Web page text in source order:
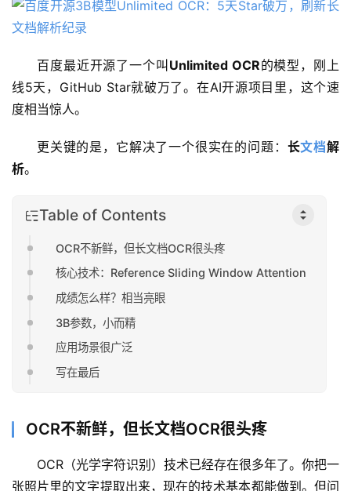
百度最近开源了一个叫 Unlimited OCR的模型，刚上
线5天，GitHub Star就破万了。在AI开源项目里，这个速
度相当惊人。
更关键的是，它解决了一个很实在的问题： 长文档解
析。
Table of Contents
OCR不新鲜，但长文档OCR很头疼
核心技术：Reference Sliding Window Attention
成绩怎么样？相当亮眼
3B参数，小而精
应用场景很广泛
写在最后
OCR不新鲜，但长文档OCR很头疼
OCR（光学字符识别）技术已经存在很多年了。你把一
张照片里的文字提取出来，现在的技术基本都能做到。但问